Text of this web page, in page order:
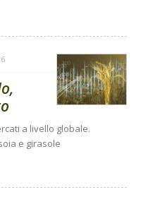
a livello globale.
e girasole